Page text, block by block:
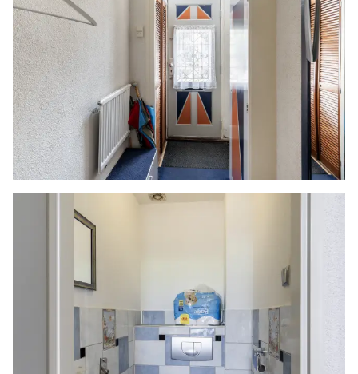
Zelfbewoningsplicht
Koper is bekend met de zelfbewoningsplicht
welke vanaf 01-01-2023 binnen de gemeente
Vlaardingen van kracht is. De verkopend
makelaar heeft koper doorverwezen naar de
gemeente Vlaardingen omtrent de
desbetreffende regelgeving. Verkoper noch
verkopend makelaar aanvaarden geen enkele
aansprakelijkheid voor geleden schade wegens
het niet juist naleven van deze
zelfbewoningsplicht.
Verkoper behoudt zich uitdrukkelijk het recht
voor het object te gunnen aan de gegadigde
van zijn keuze.
Nadrukkelijk zij vermeld dat alle informatie in
deze brochure moet beschouwd worden als een